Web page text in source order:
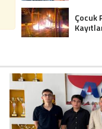
Çocuk